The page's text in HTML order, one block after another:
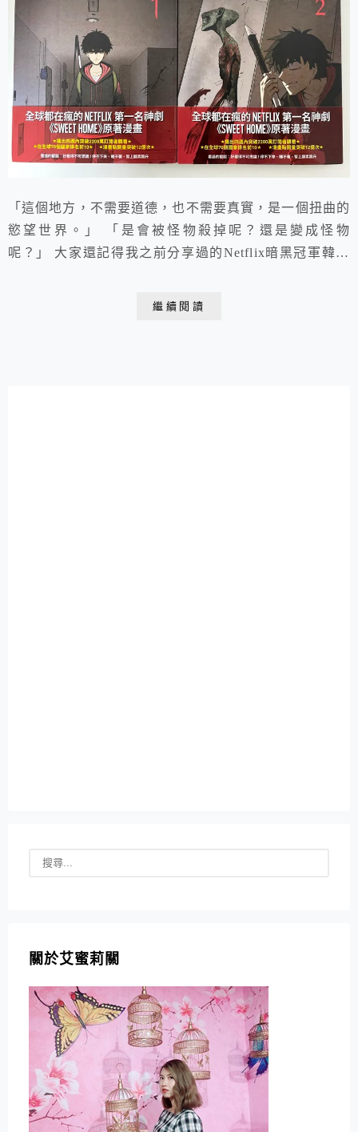
「這個地方，不需要道德，也不需要真實，是一個扭曲的
慾望世界。」 「是會被怪物殺掉呢？還是變成怪物
呢？」 大家還記得我之前分享過的Netflix暗黑冠軍韓劇
繼續閱讀
關於艾蜜莉關